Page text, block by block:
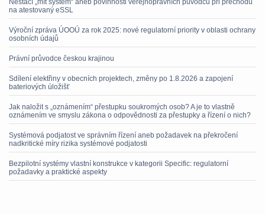
Nestačí „mít systém“ aneb povinnosti veřejnoprávních původců při přechodu
na atestovaný eSSL
Výroční zpráva ÚOOÚ za rok 2025: nové regulatorní priority v oblasti ochrany
osobních údajů
Právní průvodce českou krajinou
Sdílení elektřiny v obecních projektech, změny po 1.8.2026 a zapojení
bateriových úložišť
Jak naložit s „oznámením“ přestupku soukromých osob? A je to vlastně
oznámením ve smyslu zákona o odpovědnosti za přestupky a řízení o nich?
Systémová podjatost ve správním řízení aneb požadavek na překročení
nadkritické míry rizika systémové podjatosti
Bezpilotní systémy vlastní konstrukce v kategorii Specific: regulatorní
požadavky a praktické aspekty